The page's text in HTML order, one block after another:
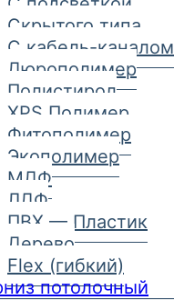
Скрытого типа
С кабель-каналом
Дюрополимер
Полистирол
XPS Полимер
Фитополимер
Экополимер
МДФ
ЛДФ
ПВХ — Пластик
Дерево
Flex (гибкий)
потолочный